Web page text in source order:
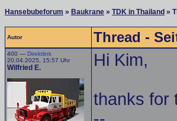
Hansebubeforum » Baukrane » TDK in Thailand »
Autor Thread -
400 — Direktlink
20.04.2025, 15:57 Uhr
Wilfried E. Hi Kim,
thanks for